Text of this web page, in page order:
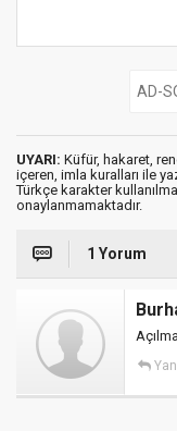
UYARI: Küfür, hakaret,
içeren, imla kuralları ile
Türkçe karakter
onaylanmamaktadır.
1 Yorum